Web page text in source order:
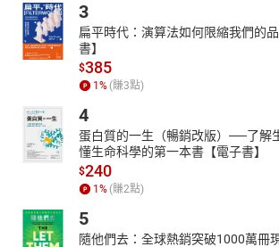
3
扁平時代：演算法如何限縮我們的
書】
$385
1 % (賺3點)
4
蛋白質的一生（暢銷改版）──了解
懂生命科學的第一本書【電子書】
$240
1 % (賺2點)
5
隨他們去：全球熱銷突破1000萬冊